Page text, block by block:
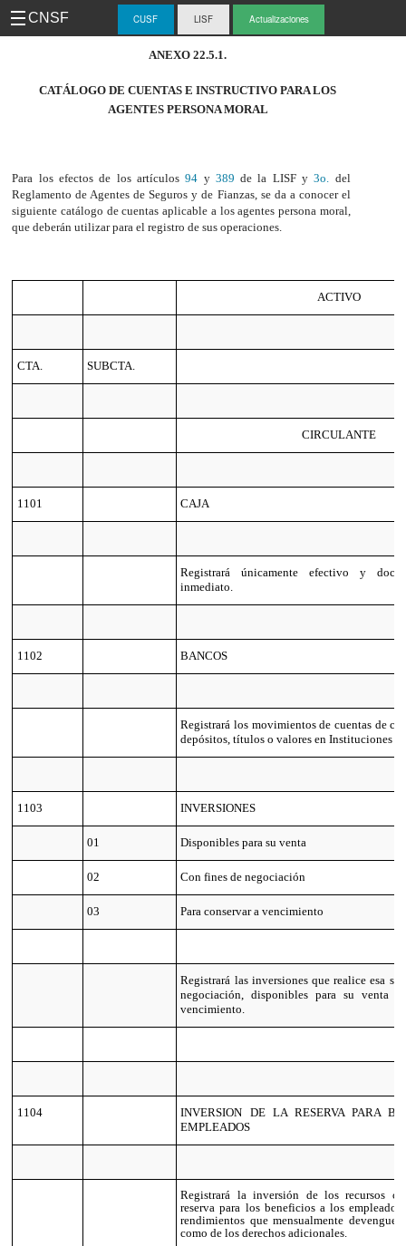
CNSF CUSF LISF Actualizaciones
ANEXO 22.5.1.
CATÁLOGO DE CUENTAS E INSTRUCTIVO PARA LOS
AGENTES PERSONA MORAL
Para los efectos de los artículos94 y 389 de la LISF y3o. del
Reglamento de Agentes de Seguros y de Fianzas, se da a conocer el
siguiente catálogo de cuentas aplicable a los agentes persona moral,
que deberán utilizar para el registro de sus operaciones.
ACTIVO
CTA. SUBCTA.
CIRCULANTE
1101 CAJA
Registrará únicamente efectivo y
inmediato.
1102 BANCOS
Registrará los movimientos de cuentas de
depósitos, títulos o valores en Instituciones
1103 INVERSIONES
01 Disponibles para su venta
02 Con fines de negociación
03 Para conservar a vencimiento
Registrará las inversiones que realice esa
negociación, disponibles para su venta
vencimiento.
1104
INVERSION DE LA RESERVA PARA
EMPLEADOS
Registrará la inversión de los recursos
reserva para los beneficios a los
rendimientos que mensualmente
como de los derechos adicionales.